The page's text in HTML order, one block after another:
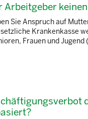
Arbeitgeber
Sie Anspruch auf
Krankenkasse
Frauen und Jugend